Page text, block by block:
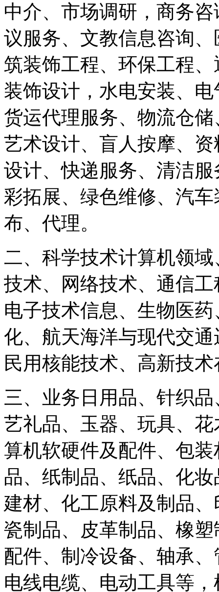
中介、市场调研，商务
议服务、文教信息咨询
筑装饰工程、环保工程
装饰设计，水电安装、
货运代理服务、物流仓
艺术设计、盲人按摩、
设计、快递服务、清洁
彩拓展、绿色维修、汽
布、代理。
二、科学技术计算机领
技术、网络技术、通信
电子技术信息、生物医
化、航天海洋与现代交
民用核能技术、高新技
三、业务日用品、针织
艺礼品、玉器、玩具、
算机软硬件及配件、包
品、纸制品、纸品、化
建材、化工原料及制品
瓷制品、皮革制品、橡
配件、制冷设备、轴承
电线电缆、电动工具等